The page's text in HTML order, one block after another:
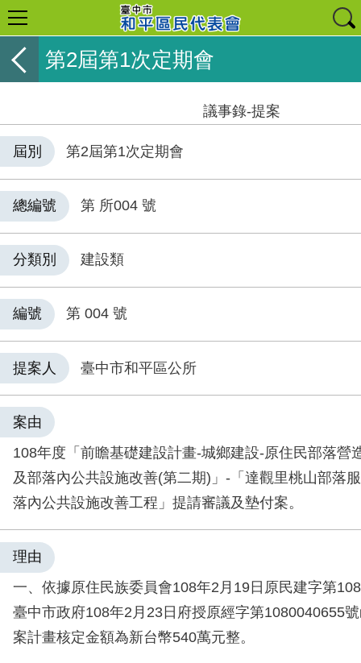
第2屆第1次定期會
議事錄-提案
屆別 第2屆第1次定期會
總編號 第 所004 號
分類別 建設類
編號 第 004 號
提案人 臺中市和平區公所
案由
108年度「前瞻基礎建設計畫-城鄉建設-原住民部落營
及部落內公共設施改善(第二期)」-「達觀里桃山部落
落內公共設施改善工程」提請審議及墊付案。
理由
一、依據原住民族委員會108年2月19日原民建字第
臺中市政府108年2月23日府授原經字第1080040655
案計畫核定金額為新台幣540萬元整。